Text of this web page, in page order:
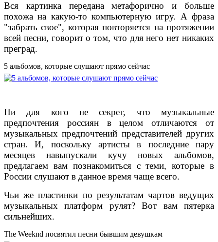
Вся картинка передана метафорично и больше
похожа на какую-то компьютерную игру. А фраза
"забрать свое", которая повторяется на протяжении
всей песни, говорит о том, что для него нет никаких
преград.
5 альбомов, которые слушают прямо сейчас
Ни для кого не секрет, что музыкальные
предпочтения россиян в целом отличаются от
музыкальных предпочтений представителей других
стран. И, поскольку артисты в последние пару
месяцев навыпускали кучу новых альбомов,
предлагаем вам познакомиться с теми, которые в
России слушают в данное время чаще всего.
Чьи же пластинки по результатам чартов ведущих
музыкальных платформ рулят? Вот вам пятерка
сильнейших.
The Weeknd посвятил песни бывшим девушкам